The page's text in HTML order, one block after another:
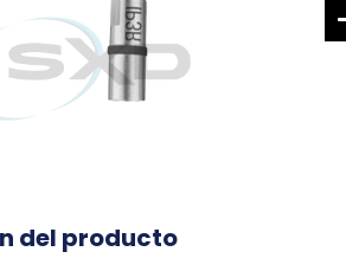
del producto